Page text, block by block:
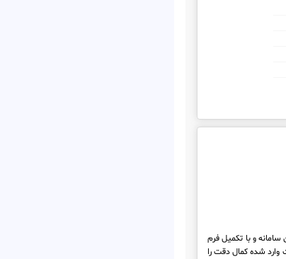
سامانه و با تکمیل فرم
شده کمال دقت را